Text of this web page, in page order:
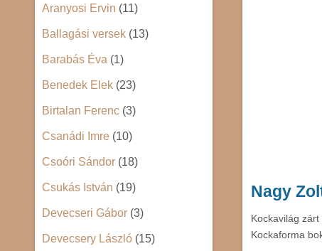
Nagy
Kockavilág
Kockaforma
Aranyosi Ervin (11)
Ballagási versek (13)
Barabás Éva (1)
Benedek Elek (23)
Birtalan Ferenc (3)
Csanádi Imre (10)
Csoóri Sándor (18)
Csukás István (19)
Devecseri Gábor (3)
Devecsery László (15)